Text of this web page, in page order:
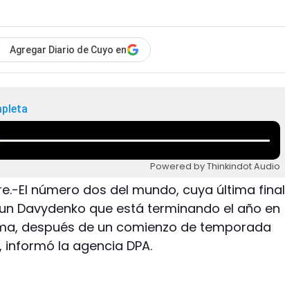
Agregar Diario de Cuyo en
Powered by Thinkindot Audio
El número dos del mundo, cuya última final
Davydenko que está terminando el año en
después de un comienzo de temporada
la agencia DPA.